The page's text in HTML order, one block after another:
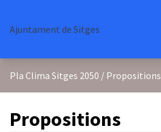
Ajuntament de Sitges
Pla Clima Sitges 2050 / Propositions
Propositions